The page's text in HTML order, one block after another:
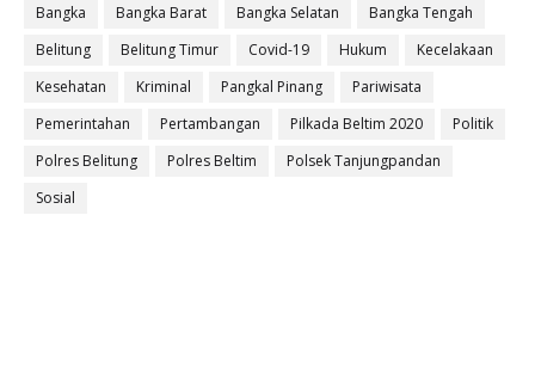
Bangka Bangka Barat Bangka Selatan
Bangka Tengah
Belitung
Belitung Timur Covid-19 Hukum
Kecelakaan
Kesehatan
Kriminal Pangkal Pinang
Pariwisata
Pemerintahan
Pertambangan Pilkada Beltim 2020
Politik
Polres Belitung
Polres Beltim
Polsek Tanjungpandan
Sosial